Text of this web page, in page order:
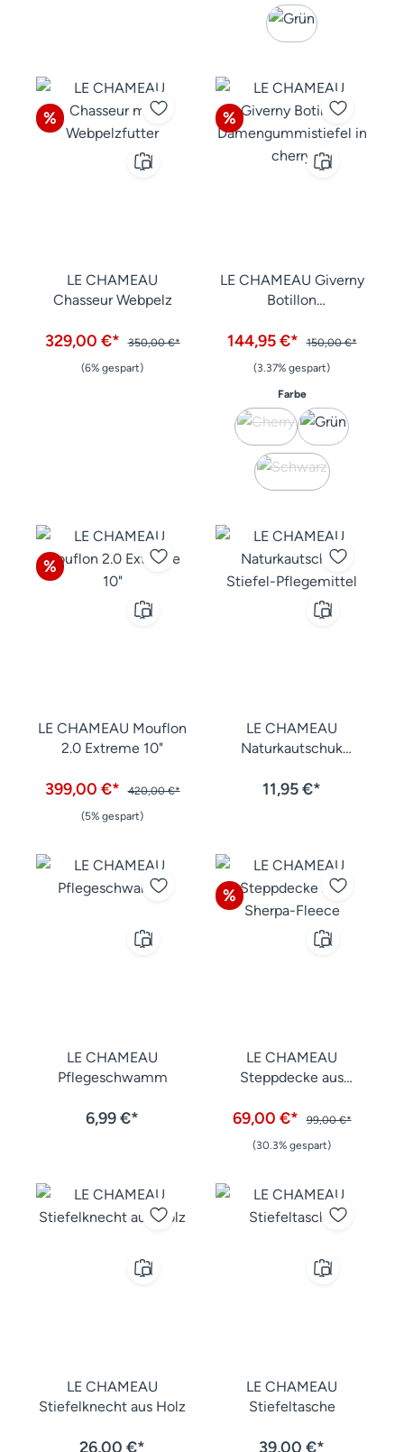
Rabatt
%
LE CHAMEAU
Chasseur Webpelz
329,00 €*
350,00 €*
(6% gespart)
Rabatt
%
LE CHAMEAU Giverny
Botillon
144,95 €*
150,00 €*
(3.37% gespart)
Farbeauswählen
(Diese Option ist
(Diese Option ist
Rabatt
%
LE CHAMEAU Mouflon
2.0 Extreme 10"
399,00 €*
420,00 €*
(5% gespart)
LE CHAMEAU
Naturkautschuk
11,95 €*
LE CHAMEAU
Pflegeschwamm
6,99 €*
Rabatt
%
LE CHAMEAU
Steppdecke aus
69,00 €*
99,00 €*
(30.3% gespart)
LE CHAMEAU
Stiefelknecht aus Holz
26,00 €*
LE CHAMEAU
Stiefeltasche
39,00 €*